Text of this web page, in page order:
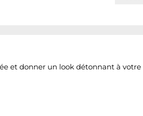
et donner un look détonnant à votre